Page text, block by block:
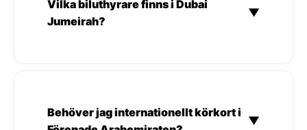
Vilka biluthyrare finns i Dubai
Jumeirah?
▼
Behöver jag internationellt körkort i
▼